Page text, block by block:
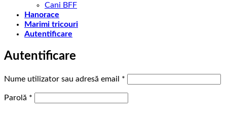
Cani BFF
Hanorace
Marimi tricouri
Autentificare
Autentificare
Nume utilizator sau adresă email *
Parolă *